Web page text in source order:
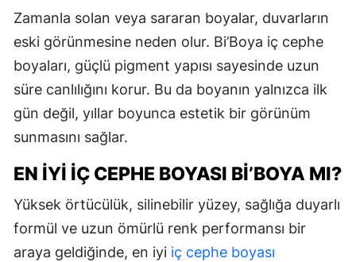
Zamanla solan veya sararan boyalar, duvarların
eski görünmesine neden olur. Bi’Boya iç cephe
boyaları, güçlü pigment yapısı sayesinde uzun
süre canlılığını korur. Bu da boyanın yalnızca ilk
gün değil, yıllar boyunca estetik bir görünüm
sunmasını sağlar.
EN İYI İÇ CEPHE BOYASI BI’BOYA MI?
Yüksek örtücülük, silinebilir yüzey, sağlığa duyarlı
formül ve uzun ömürlü renk performansı bir
araya geldiğinde, en iyi iç cephe boyası